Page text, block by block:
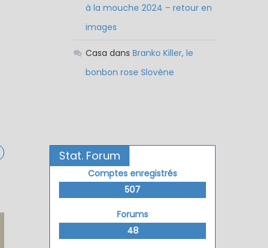
à la mouche 2024 – retour en
images
Casa dansBranko Killer, le
bonbon rose Slovène
Stat. Forum
Comptes enregistrés
507
Forums
48